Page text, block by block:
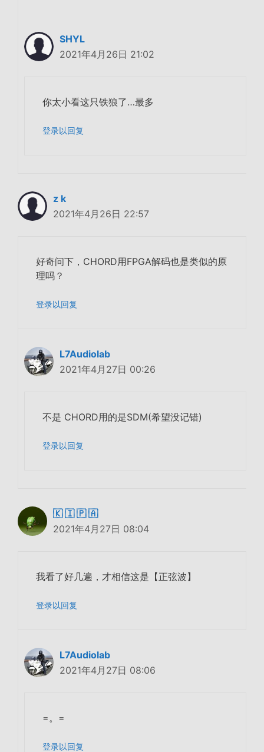
SHYL
2021年4月26日 21:02
你太小看这只铁狼了…最多
登录以回复
z k
2021年4月26日 22:57
好奇问下，CHORD用FPGA解码也是类似的原
理吗？
登录以回复
L7Audiolab
2021年4月27日 00:26
不是 CHORD用的是SDM(希望没记错)
登录以回复
🇰 🇮 🇵 🇦
2021年4月27日 08:04
我看了好几遍，才相信这是【正弦波】
登录以回复
L7Audiolab
2021年4月27日 08:06
=。=
登录以回复